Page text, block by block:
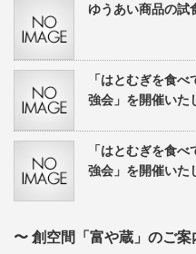
ゆうあい商品の試
「はとむぎを食
強会」を開催いた
「はとむぎを食
強会」を開催いた
〜 創空間「富や蔵」のご案